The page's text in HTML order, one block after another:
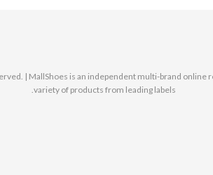
reserved. | MallShoes is an independent multi-brand
variety of products from leading labels.